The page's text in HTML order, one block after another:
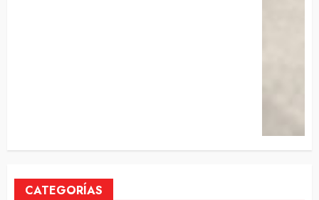
CATEGORÍAS